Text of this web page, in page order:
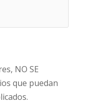
NO SE
que puedan